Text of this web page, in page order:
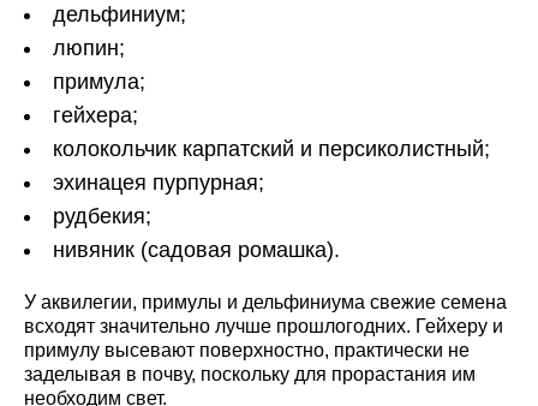
дельфиниум;
люпин;
примула;
гейхера;
колокольчик карпатский и персиколистный;
эхинацея пурпурная;
рудбекия;
нивяник (садовая ромашка).
У аквилегии, примулы и дельфиниума свежие семена
всходят значительно лучше прошлогодних. Гейхеру и
примулу высевают поверхностно, практически не
заделывая в почву, поскольку для прорастания им
необходим свет.